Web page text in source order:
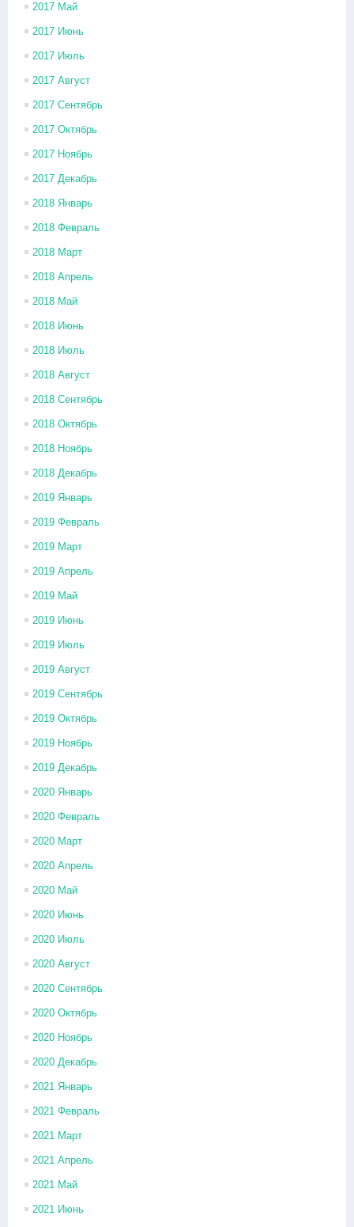
2017 Май
2017 Июнь
2017 Июль
2017 Август
2017 Сентябрь
2017 Октябрь
2017 Ноябрь
2017 Декабрь
2018 Январь
2018 Февраль
2018 Март
2018 Апрель
2018 Май
2018 Июнь
2018 Июль
2018 Август
2018 Сентябрь
2018 Октябрь
2018 Ноябрь
2018 Декабрь
2019 Январь
2019 Февраль
2019 Март
2019 Апрель
2019 Май
2019 Июнь
2019 Июль
2019 Август
2019 Сентябрь
2019 Октябрь
2019 Ноябрь
2019 Декабрь
2020 Январь
2020 Февраль
2020 Март
2020 Апрель
2020 Май
2020 Июнь
2020 Июль
2020 Август
2020 Сентябрь
2020 Октябрь
2020 Ноябрь
2020 Декабрь
2021 Январь
2021 Февраль
2021 Март
2021 Апрель
2021 Май
2021 Июнь